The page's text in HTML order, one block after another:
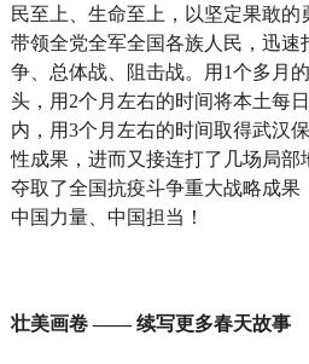
民至上、生命至上，以坚定果敢的
带领全党全军全国各族人民，迅速
争、总体战、阻击战。用1个多月
头，用2个月左右的时间将本土每
内，用3个月左右的时间取得武汉
性成果，进而又接连打了几场局部
夺取了全国抗疫斗争重大战略成果
中国力量、中国担当！
壮美画卷 —— 续写更多春天故事